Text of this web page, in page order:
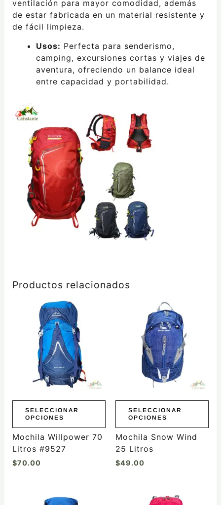
ventilación para mayor comodidad, además
de estar fabricada en un material resistente y
de fácil limpieza.
Usos: Perfecta para senderismo,
camping, excursiones cortas y viajes de
aventura, ofreciendo un balance ideal
entre capacidad y portabilidad.
Productos relacionados
SELECCIONAR
OPCIONES
producto
múltiples
variantes.
opciones
elegir
la
página
producto
Mochila Willpower 70
Litros #9527
$70.00
SELECCIONAR
OPCIONES
producto
múltiples
variantes.
opciones
elegir
la
página
producto
Mochila Snow Wind
25 Litros
$49.00